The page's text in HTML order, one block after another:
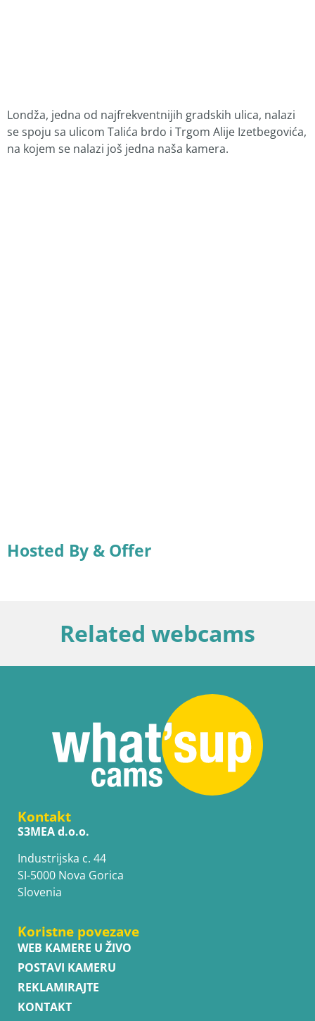
Londža, jedna od najfrekventnijih gradskih ulica, nalazi
se spoju sa ulicom Talića brdo i Trgom Alije Izetbegovića,
na kojem se nalazi još jedna naša kamera.
Hosted By & Offer
Related webcams
Kontakt
S3MEA d.o.o.
Industrijska c. 44
SI-5000 Nova Gorica
Slovenia
Koristne povezave
WEB KAMERE U ŽIVO
POSTAVI KAMERU
REKLAMIRAJTE
KONTAKT